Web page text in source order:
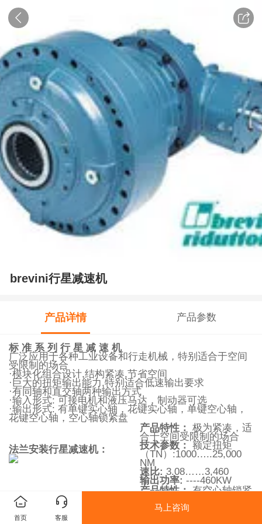
brevini行星减速机
产品详情 产品参数
标 准 系 列 行 星 减 速 机
广泛应用于各种工业设备和行走机械，特别适合于空间
受限制的场合
·模块化组合设计,结构紧凑,节省空间
·巨大的扭矩输出能力,特别适合低速输出要求
·有同轴和直交轴两种输出方式
·输入形式: 可接电机和液压马达，制动器可选
·输出形式: 有单键实心轴，花键实心轴，单键空心轴，
花键空心轴，空心轴锁紧盘
法兰安装行星减速机：
产品特性： 极为紧凑，适
合于空间受限制的场合
技术参数： 额定扭矩
（TN）:1000…..25,000
NM
速比: 3.08……3,460
输出功率: ----460KW
空心轴安装行星减速机：
产品特性：有空心轴锁紧
技术参数：
首页 客服
马上咨询